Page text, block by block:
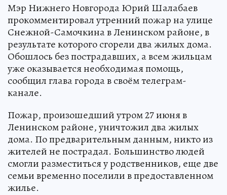
Мэр Нижнего Новгорода Юрий Шалабаев
прокомментировал утренний пожар на улице
Снежной-Самочкина в Ленинском районе, в
результате которого сгорели два жилых дома.
Обошлось без пострадавших, а всем жильцам
уже оказывается необходимая помощь,
сообщил глава города в своём телеграм-
канале.
Пожар, произошедший утром 27 июня в
Ленинском районе, уничтожил два жилых
дома. По предварительным данным, никто из
жителей не пострадал. Большинство людей
смогли разместиться у родственников, еще две
семьи временно поселили в предоставленном
жилье.